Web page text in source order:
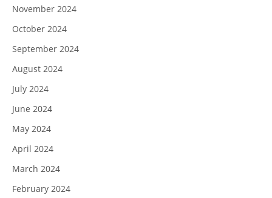
November 2024
October 2024
September 2024
August 2024
July 2024
June 2024
May 2024
April 2024
March 2024
February 2024